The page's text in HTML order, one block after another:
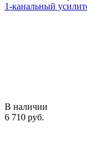
1-канальный
В наличии
6 710 руб.